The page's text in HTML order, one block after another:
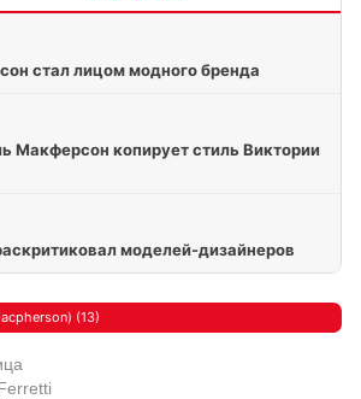
стал лицом модного бренда
Макферсон копирует стиль Виктории
моделей-дизайнеров
(13)